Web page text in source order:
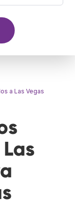
a Las Vegas